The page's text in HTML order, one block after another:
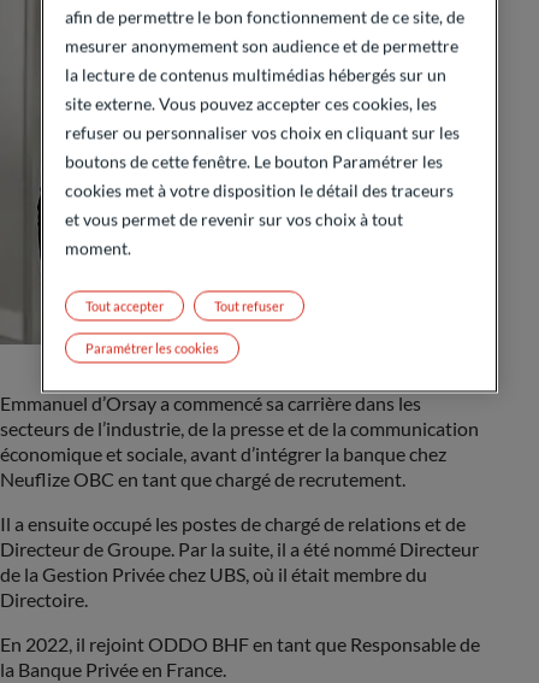
Emmanuel d’Orsay a commencé sa carrière dans les
secteurs de l’industrie, de la presse et de la communication
économique et sociale, avant d’intégrer la banque chez
Neuflize OBC en tant que chargé de recrutement.
Il a ensuite occupé les postes de chargé de relations et de
Directeur de Groupe. Par la suite, il a été nommé Directeur
de la Gestion Privée chez UBS, où il était membre du
Directoire.
En 2022, il rejoint ODDO BHF en tant que Responsable de
la Banque Privée en France.
afin de permettre le bon fonctionnement de ce site, de
mesurer anonymement son audience et de permettre
la lecture de contenus multimédias hébergés sur un
site externe. Vous pouvez accepter ces cookies, les
refuser ou personnaliser vos choix en cliquant sur les
boutons de cette fenêtre. Le bouton Paramétrer les
cookies met à votre disposition le détail des traceurs
et vous permet de revenir sur vos choix à tout
moment.
Tout refuser
Tout accepter
Paramétrer les cookies